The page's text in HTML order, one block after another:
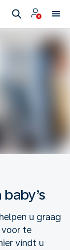
u graag
voor te
vindt u